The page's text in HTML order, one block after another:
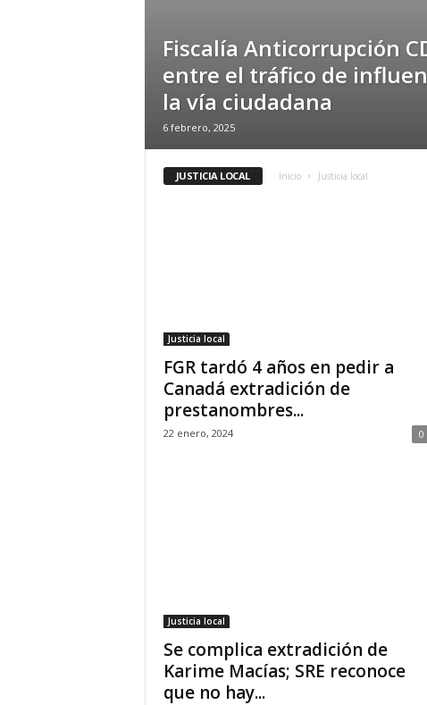
f
Fiscalía Anticorrupción
entre el tráfico de
la vía ciudadana
6 febrero, 2025
JUSTICIA LOCAL Inicio Justicia local
Justicia local
FGR tardó 4 años en pedir a
Canadá extradición de
prestanombres...
22 enero, 2024 0
Justicia local
Se complica extradición de
Karime Macías; SRE reconoce
que no hay...